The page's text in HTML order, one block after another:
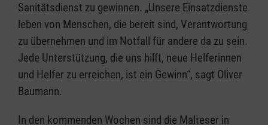
Sanitätsdienst zu gewinnen. „Unsere Einsatzdienste
leben von Menschen, die bereit sind, Verantwortung
zu übernehmen und im Notfall für andere da zu sein.
Jede Unterstützung, die uns hilft, neue Helferinnen
und Helfer zu erreichen, ist ein Gewinn“, sagt Oliver
Baumann.
In den kommenden Wochen sind die Malteser in